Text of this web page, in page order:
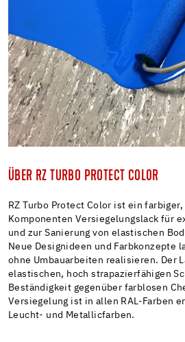
ÜBER RZ TURBO PROTECT COLOR
RZ Turbo Protect Color ist ein
Komponenten Versiegelungslack für
und zur Sanierung von elastischen
Neue Designideen und Farbkonzepte
ohne Umbauarbeiten realisieren. Der
elastischen, hoch strapazierfähigen
Beständigkeit gegenüber farblosen
Versiegelung ist in allen RAL-Farben
Leucht- und Metallicfarben.